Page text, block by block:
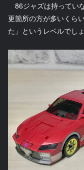
86ジャズは持ってい
更箇所の方が多いくら
た」というレベルでしょ